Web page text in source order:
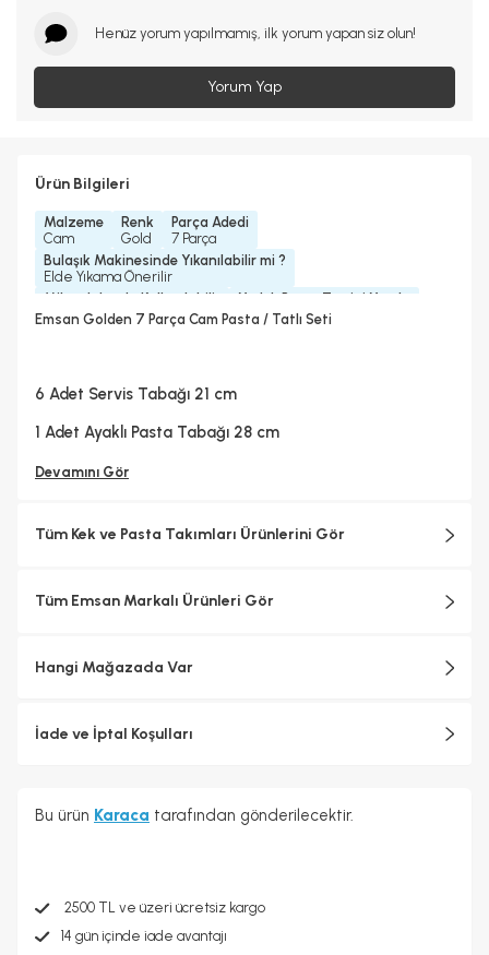
Henüz yorum yapılmamış, ilk yorum yapan siz olun!
Yorum Yap
Ürün Bilgileri
Malzeme
Cam
Renk
Gold
Parça Adedi
7 Parça
Bulaşık Makinesinde Yıkanılabilir mi ?
Elde Yıkama Önerilir
Mikrodalgada Kullanılabilir
Hayır
Yedek Parça Temini Yapılır
Hayır
Emsan Golden 7 Parça Cam Pasta / Tatlı Seti
6 Adet Servis Tabağı 21 cm
1 Adet Ayaklı Pasta Tabağı 28 cm
Devamını Gör
Tüm Kek ve Pasta Takımları Ürünlerini Gör
Tüm Emsan Markalı Ürünleri Gör
Hangi Mağazada Var
İade ve İptal Koşulları
Bu ürün Karaca tarafından gönderilecektir.
2500 TL ve üzeri ücretsiz kargo
14 gün içinde iade avantajı